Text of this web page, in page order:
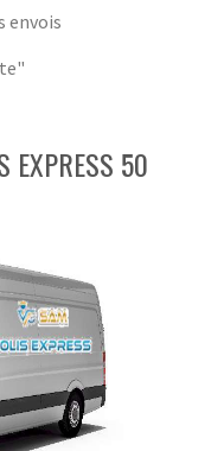
envois
EXPRESS 50